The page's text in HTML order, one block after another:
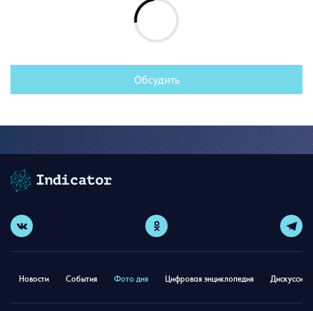
Обсудить
Новости События Фото дня Цифровая энциклопедия